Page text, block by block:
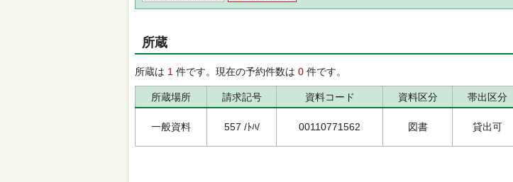
所蔵
所蔵は 1 件です。現在の予約件数は 0 件です。
所蔵場所 請求記号 資料コード 資料区分 帯出区分
一般資料 557 /ﾄﾊ/ 00110771562 図書 貸出可